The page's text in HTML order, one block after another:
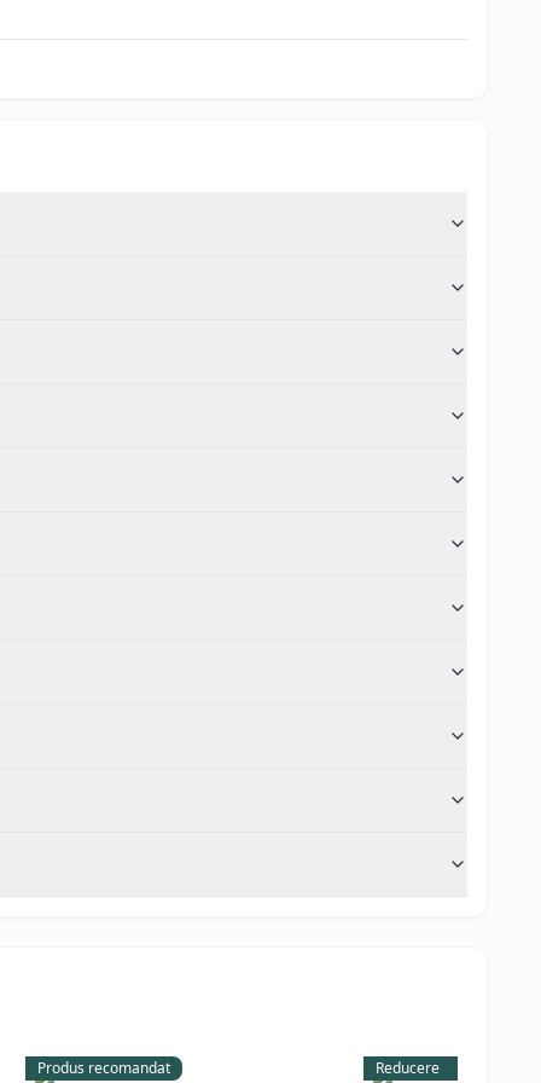
Produs recomandat
Reducere